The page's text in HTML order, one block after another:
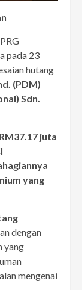
pada 23
hutang
(PDM)
Sdn.
juta
yang
dengan
yang
mengenai